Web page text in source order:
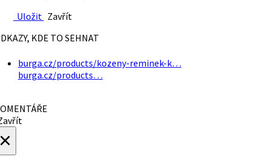
Uložit Zavřít
KDE TO SEHNAT
burga.cz/products/kozeny-reminek-k…
burga.cz/products…